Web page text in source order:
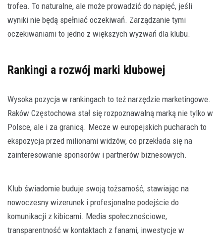
trofea. To naturalne, ale może prowadzić do napięć, jeśli
wyniki nie będą spełniać oczekiwań. Zarządzanie tymi
oczekiwaniami to jedno z większych wyzwań dla klubu.
Rankingi a rozwój marki klubowej
Wysoka pozycja w rankingach to też narzędzie marketingowe.
Raków Częstochowa stał się rozpoznawalną marką nie tylko w
Polsce, ale i za granicą. Mecze w europejskich pucharach to
ekspozycja przed milionami widzów, co przekłada się na
zainteresowanie sponsorów i partnerów biznesowych.
Klub świadomie buduje swoją tożsamość, stawiając na
nowoczesny wizerunek i profesjonalne podejście do
komunikacji z kibicami. Media społecznościowe,
transparentność w kontaktach z fanami, inwestycje w